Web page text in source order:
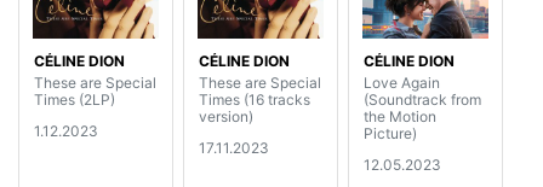
CÉLINE DION
These are Special
Times (2LP)
1.12.2023
CÉLINE DION
These are Special
Times (16 tracks
version)
17.11.2023
CÉLINE DION
Love Again
(Soundtrack from
the Motion
Picture)
12.05.2023